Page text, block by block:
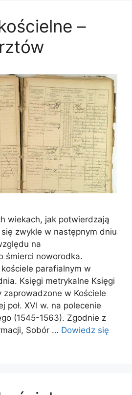
–
wiekach, jak potwierdzają
zwykle w następnym dniu
na
śmierci noworodka.
parafialnym w
Księgi metrykalne Księgi
zaprowadzone w Kościele
poł. XVI w. na polecenie
(1545-1563). Zgodnie z
Sobór … Dowiedz się